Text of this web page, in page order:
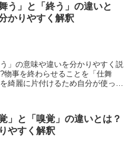
舞う」と「終う」の違いと
かりやすく解釈
」の意味や違いを分かりやすく説
物事を終わらせることを「仕舞
綺麗に片付けるため自分が使った
覚」と「嗅覚」の違いとは？
やすく解釈